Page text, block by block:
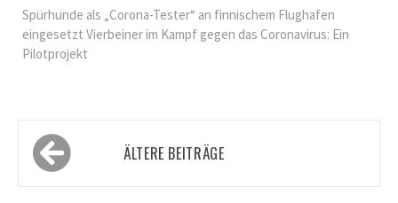
Spürhunde als „Corona-Tester“ an finnischem Flughafen
eingesetzt Vierbeiner im Kampf gegen das Coronavirus: Ein
Pilotprojekt
Beitragsnavigation
ÄLTERE BEITRÄGE